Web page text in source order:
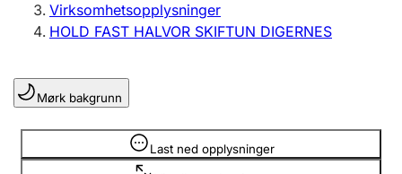
Enkeltpersonforetak
Registrere, endre, slette
Lag og forening
Registrere, endre, slette
Virksomhetsopplysninger
HOLD FAST HALVOR SKIFTUN DIGERNES
Mørk bakgrunn
Last ned opplysninger
Opplysninger er skjult